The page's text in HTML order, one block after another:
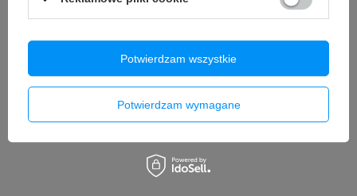
Antena USB WiFi 6 AX1800Mbps
Dwuzakresowa 2.4GHz & 5GHz
57,90 zł
Ładowarka uniwersalna do baterii
akumulatorów AAA 18650
LiitoKala Lii-M4S
89,90 zł
Potwierdzam wymagane
Potwierdzam wszystkie